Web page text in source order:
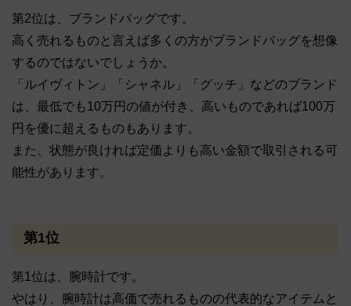
第2位は、ブランドバッグです。
高く売れるものと言えば多くの方がブランドバッグを想像
するのではないでしょうか。
「ルイヴィトン」「シャネル」「グッチ」などのブランド
は、最低でも10万円の値が付き、高いものであれば100万
円を優に超えるものもあります。
また、状態が良ければ定価よりも高い金額で取引される可
能性があります。
第1位
第1位は、腕時計です。
やはり、腕時計は高価で売れるものの代表的なアイテムと